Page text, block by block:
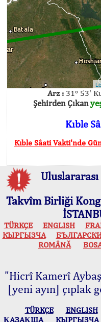
Arz :31° 53'
Şehirden Çıkan
Kıble
Kıble Sâati Vakti'nde
Takvîm Birliği
TÜRKÇE ENGLISH
КЫPГЫЗЧA
ROMÂNĂ
"Hicrî Kamerî
[yeni ayın] çıplak
TÜRKÇE ENGLISH
ҚАЗАҚША
КЫPГЫЗЧA